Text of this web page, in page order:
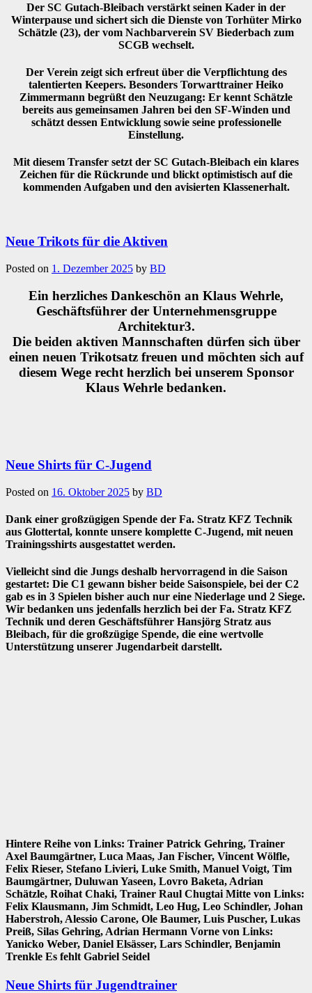
Der SC Gutach-Bleibach verstärkt seinen Kader in der
Winterpause und sichert sich die Dienste von Torhüter Mirko
Schätzle (23), der vom Nachbarverein SV Biederbach zum
SCGB wechselt.
Der Verein zeigt sich erfreut über die Verpflichtung des
talentierten Keepers. Besonders Torwarttrainer Heiko
Zimmermann begrüßt den Neuzugang: Er kennt Schätzle
bereits aus gemeinsamen Jahren bei den SF-Winden und
schätzt dessen Entwicklung sowie seine professionelle
Einstellung.
Mit diesem Transfer setzt der SC Gutach-Bleibach ein klares
Zeichen für die Rückrunde und blickt optimistisch auf die
kommenden Aufgaben und den avisierten Klassenerhalt.
Neue Trikots für die Aktiven
Posted on 1. Dezember 2025 by BD
Ein herzliches Dankeschön an Klaus Wehrle,
Geschäftsführer der Unternehmensgruppe
Architektur3.
Die beiden aktiven Mannschaften dürfen sich über
einen neuen Trikotsatz freuen und möchten sich auf
diesem Wege recht herzlich bei unserem Sponsor
Klaus Wehrle bedanken.
Neue Shirts für C-Jugend
Posted on 16. Oktober 2025 by BD
Dank einer großzügigen Spende der Fa. Stratz KFZ Technik
aus Glottertal, konnte unsere komplette C-Jugend, mit neuen
Trainingsshirts ausgestattet werden.
Vielleicht sind die Jungs deshalb hervorragend in die Saison
gestartet: Die C1 gewann bisher beide Saisonspiele, bei der C2
gab es in 3 Spielen bisher auch nur eine Niederlage und 2 Siege.
Wir bedanken uns jedenfalls herzlich bei der Fa. Stratz KFZ
Technik und deren Geschäftsführer Hansjörg Stratz aus
Bleibach, für die großzügige Spende, die eine wertvolle
Unterstützung unserer Jugendarbeit darstellt.
Hintere Reihe von Links: Trainer Patrick Gehring, Trainer
Axel Baumgärtner, Luca Maas, Jan Fischer, Vincent Wölfle,
Felix Rieser, Stefano Livieri, Luke Smith, Manuel Voigt, Tim
Baumgärtner, Duluwan Yaseen, Lovro Baketa, Adrian
Schätzle, Roihat Chaki, Trainer Raul Chugtai Mitte von Links:
Felix Klausmann, Jim Schmidt, Leo Hug, Leo Schindler, Johan
Haberstroh, Alessio Carone, Ole Baumer, Luis Puscher, Lukas
Preiß, Silas Gehring, Adrian Hermann Vorne von Links:
Yanicko Weber, Daniel Elsässer, Lars Schindler, Benjamin
Trenkle Es fehlt Gabriel Seidel
Neue Shirts für Jugendtrainer